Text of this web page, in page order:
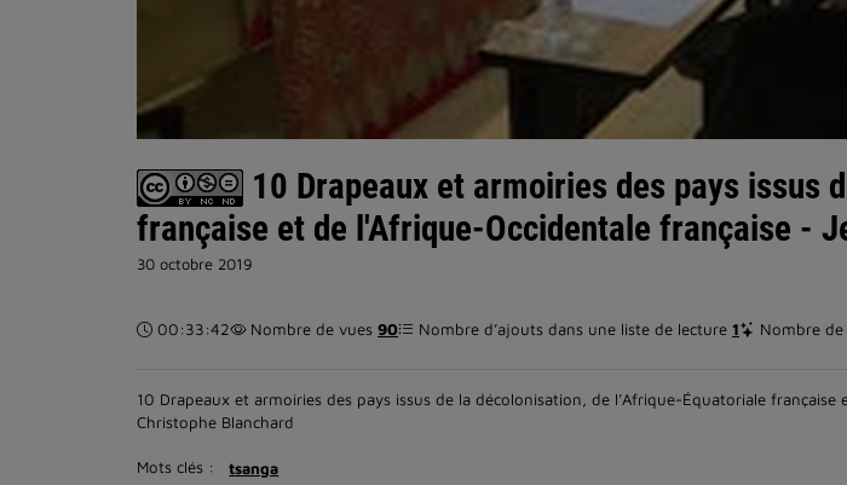
10 Drapeaux et armoiries des pays issus
française et de l'Afrique-Occidentale française -
30 octobre 2019
Durée :
00:33:42 Nombre de vues 90 Nombre d’ajouts dans une liste de lecture 1 Nombre
10 Drapeaux et armoiries des pays issus de la décolonisation, de l’Afrique-Équatoriale
Christophe Blanchard
Mots clés : tsanga